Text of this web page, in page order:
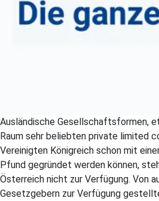
Ausländische Gesellschaftsformen,
Raum sehr beliebten private limited
Vereinigten Königreich schon mit
Pfund gegründet werden können,
Österreich nicht zur Verfügung. Von
Gesetzgebern zur Verfügung